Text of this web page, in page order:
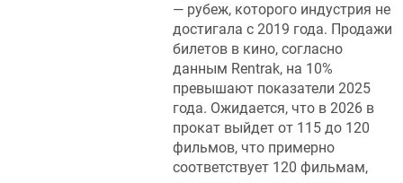
— рубеж, которого индустрия не
достигала с 2019 года. Продажи
билетов в кино, согласно
данным Rentrak, на 10%
превышают показатели 2025
года. Ожидается, что в 2026 в
прокат выйдет от 115 до 120
фильмов, что примерно
соответствует 120 фильмам,